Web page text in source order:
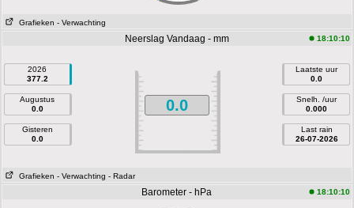
Grafieken - Verwachting
Neerslag Vandaag - mm 18:10:10
2026
377.2
Augustus
0.0
Gisteren
0.0
0.0
Laatste uur
0.0
Snelh. /uur
0.000
Last rain
26-07-2026
Grafieken - Verwachting - Radar
Barometer - hPa 18:10:10